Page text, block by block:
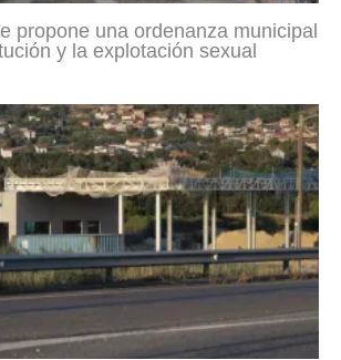
propone una ordenanza municipal
y la explotación sexual